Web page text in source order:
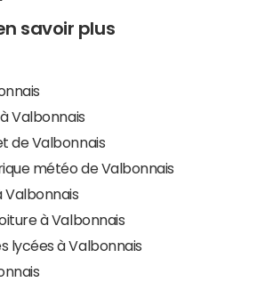
savoir plus
Valbonnais
de Valbonnais
météo de Valbonnais
Valbonnais
à Valbonnais
lycées à Valbonnais